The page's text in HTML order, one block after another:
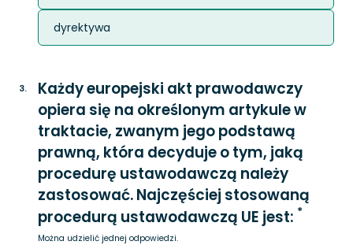
dyrektywa
3.
Każdy europejski akt prawodawczy
opiera się na określonym artykule w
traktacie, zwanym jego podstawą
prawną, która decyduje o tym, jaką
procedurę ustawodawczą należy
zastosować. Najczęściej stosowaną
procedurą ustawodawczą UE jest: *
Można udzielić jednej odpowiedzi.